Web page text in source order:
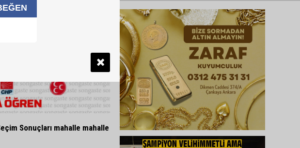
Sonuçları mahalle mahalle